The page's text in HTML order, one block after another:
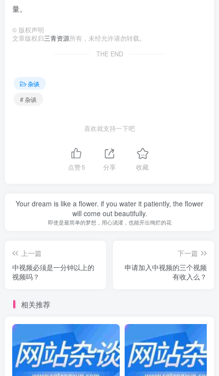
量。
© 版权声明
文章版权归三青资源所有，未经允许请勿转载。
THE END
杂谈
# 杂谈
喜欢就支持一下吧
点赞5 分享 收藏
Your dream is like a flower. if you water it patiently, the flower
will come out beautifully.
即使是最简单的梦想，用心浇灌，也能开出绚烂的花
上一篇
中视频必须是一分钟以上的
视频吗？
下一篇
申请加入中视频的三个视频
有收入么？
相关推荐